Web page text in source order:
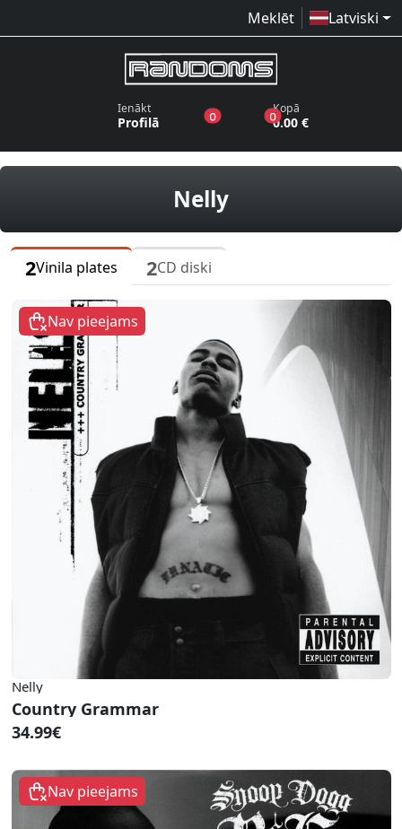
Meklēt Latviski
Ienākt
Profilā 0produkti vēlmju sarakstā
0produkti grozā
Kopā
0.00 €
Nellyvinila plates,
2Vinila plates 2CD diski
Nav pieejams
Nelly
Country Grammar
34.99€
Nav pieejams